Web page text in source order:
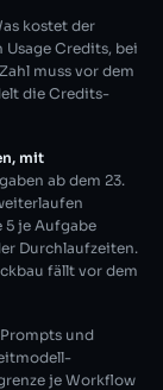
kostet der
Credits, bei
muss vor dem
die Credits-
mit
ab dem 23.
5 je Aufgabe
Durchlaufzeiten.
fällt vor dem
Prompts und
je Workflow